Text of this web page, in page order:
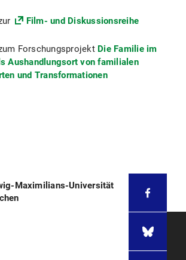
Film- und Diskussionsreihe
Forschungsprojekt Die Familie im
Aushandlungsort von familialen
und Transformationen
Maximilians-Universität